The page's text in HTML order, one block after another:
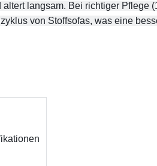
langsam. Bei richtiger
von Stoffsofas, was eine